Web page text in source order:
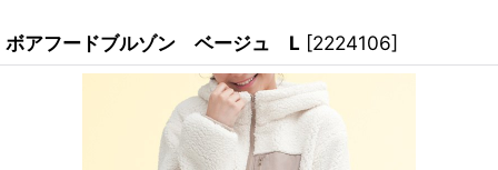
ボアフードブルゾン ベージュ L [2224106]